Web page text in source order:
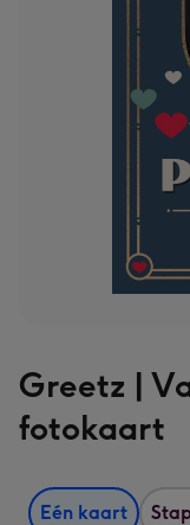
Greetz |
fotokaart
Eén kaart